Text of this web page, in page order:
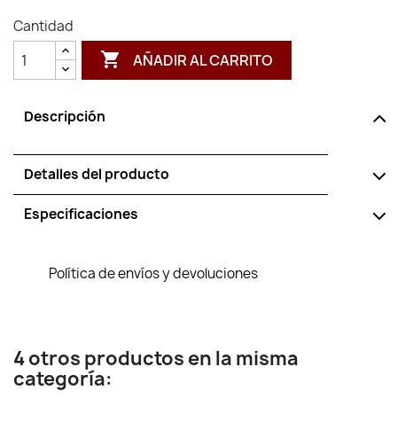
Cantidad
 AÑADIR AL CARRITO
Descripción
Detalles del producto
Especificaciones
Política de envíos y devoluciones
4 otros productos en la misma
categoría: